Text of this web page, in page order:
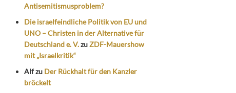
Antisemitismusproblem?
Die israelfeindliche Politik von EU und
UNO – Christen in der Alternative für
Deutschland e. V.zuZDF-Mauershow
mit „Israelkritik“
Alfzu Der Rückhalt für den Kanzler
bröckelt